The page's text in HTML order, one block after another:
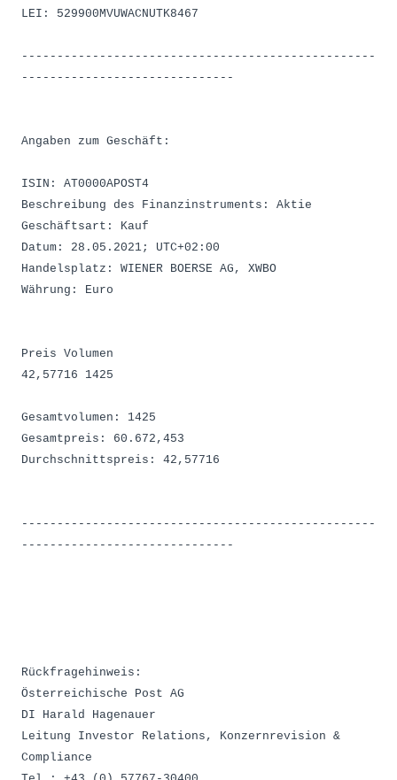
LEI: 529900MVUWACNUTK8467
--------------------------------------------------
------------------------------
Angaben zum Geschäft:
ISIN: AT0000APOST4
Beschreibung des Finanzinstruments: Aktie
Geschäftsart: Kauf
Datum: 28.05.2021; UTC+02:00
Handelsplatz: WIENER BOERSE AG, XWBO
Währung: Euro
Preis Volumen
42,57716 1425
Gesamtvolumen: 1425
Gesamtpreis: 60.672,453
Durchschnittspreis: 42,57716
--------------------------------------------------
------------------------------
Rückfragehinweis:
Österreichische Post AG
DI Harald Hagenauer
Leitung Investor Relations, Konzernrevision &
Compliance